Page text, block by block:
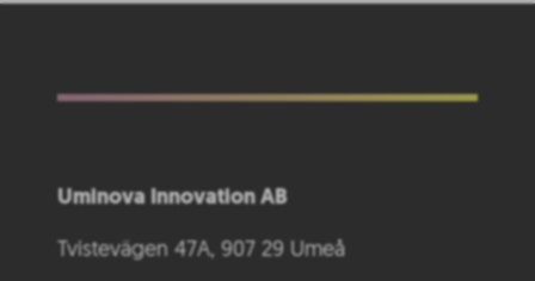
Uminova Innovation AB
Tvistevägen 47A, 907 29 Umeå